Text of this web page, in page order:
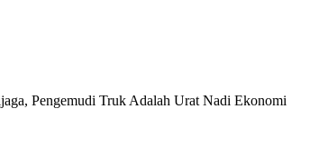
Pengemudi Truk Adalah Urat Nadi Ekonomi